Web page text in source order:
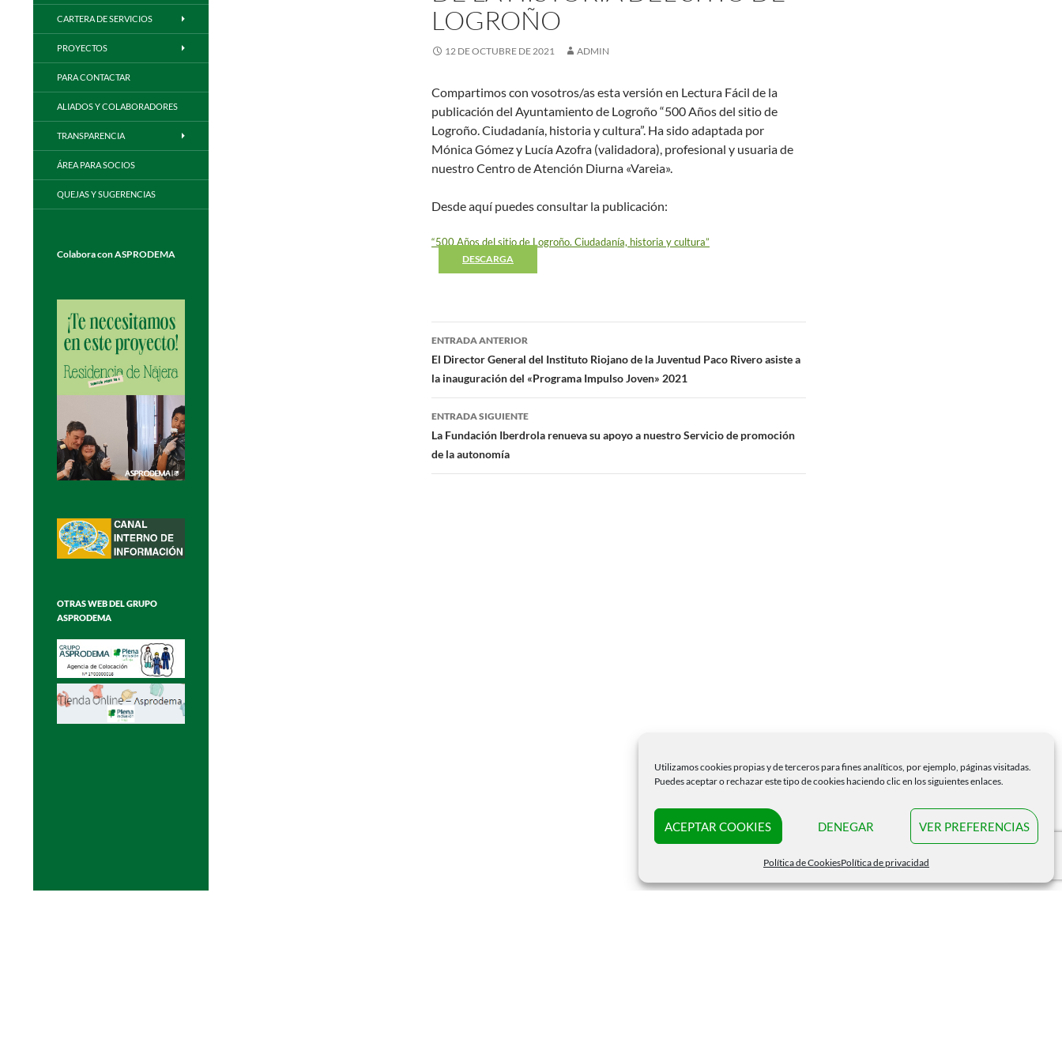
Utilizamos cookies propias y de terceros para fines analíticos, por ejemplo, páginas visitadas.
Puedes aceptar o rechazar este tipo de cookies haciendo clic en los siguientes enlaces.
ACEPTAR COOKIES DENEGAR VER PREFERENCIAS
Política de CookiesPolítica de privacidad
LOGROÑO
12 DE OCTUBRE DE 2021 ADMIN
Compartimos con vosotros/as esta versión en Lectura Fácil de la
publicación del Ayuntamiento de Logroño “500 Años del sitio de
Logroño. Ciudadanía, historia y cultura”. Ha sido adaptada por
Mónica Gómez y Lucía Azofra (validadora), profesional y usuaria de
nuestro Centro de Atención Diurna «Vareia».
Desde aquí puedes consultar la publicación:
“500 Años del sitio de Logroño. Ciudadanía, historia y cultura”
DESCARGA
Navegación
de
entradas
ENTRADA ANTERIOR
El Director General del Instituto Riojano de la Juventud Paco Rivero asiste a
la inauguración del «Programa Impulso Joven» 2021
ENTRADA SIGUIENTE
La Fundación Iberdrola renueva su apoyo a nuestro Servicio de promoción
de la autonomía
CARTERA DE SERVICIOS
PROYECTOS
PARA CONTACTAR
ALIADOS Y COLABORADORES
TRANSPARENCIA
ÁREA PARA SOCIOS
QUEJAS Y SUGERENCIAS
Colabora con ASPRODEMA
OTRAS WEB DEL GRUPO
ASPRODEMA